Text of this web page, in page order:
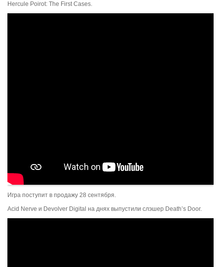
Hercule Poirot: The First Cases.
Игра поступит в продажу 28 сентября.
Acid Nerve и Devolver Digital на днях выпустили слэшер Death’s Door.